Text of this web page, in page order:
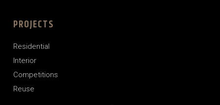
PROJECTS
Residential
Interior
Competitions
Reuse